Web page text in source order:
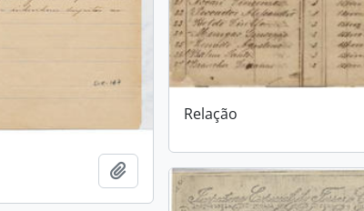
Adicionar a área de transferência
Relação